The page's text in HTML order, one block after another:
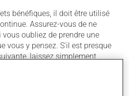
bénéfiques, il doit être utilisé
Assurez-vous de ne
oubliez de prendre une
vous y pensez. S'il est presque
laissez simplement
Ne doublez pas la dose
vous rattraper.